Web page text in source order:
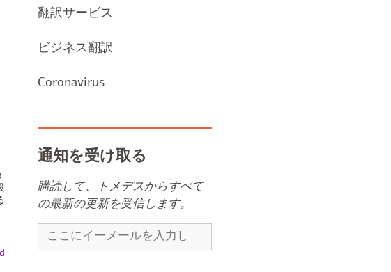
翻訳サービス
ビジネス翻訳
Coronavirus
通知を受け取る
購読して、トメデスからすべて
の最新の更新を受信します。